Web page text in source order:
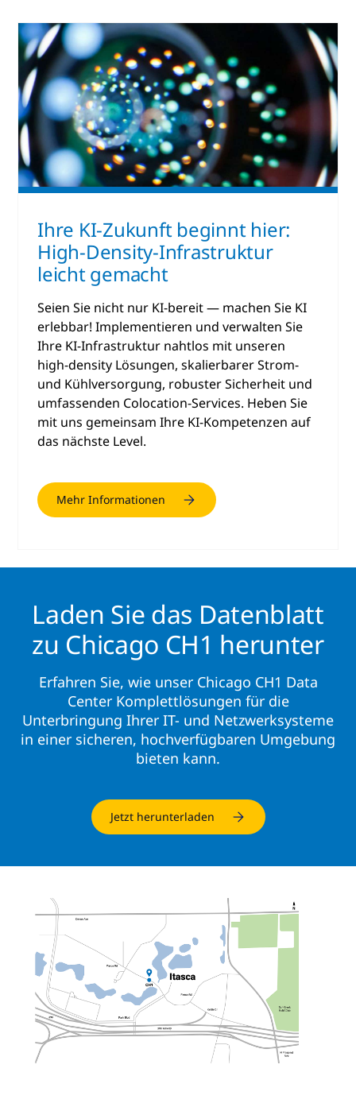
Ihre KI-Zukunft beginnt hier:
High-Density-Infrastruktur
leicht gemacht
Seien Sie nicht nur KI-bereit — machen Sie KI
erlebbar! Implementieren und verwalten Sie
Ihre KI-Infrastruktur nahtlos mit unseren
high-density Lösungen, skalierbarer Strom-
und Kühlversorgung, robuster Sicherheit und
umfassenden Colocation-Services. Heben Sie
mit uns gemeinsam Ihre KI-Kompetenzen auf
das nächste Level.
Mehr Informationen
Laden Sie das Datenblatt
zu Chicago CH1 herunter
Erfahren Sie, wie unser Chicago CH1 Data
Center Komplettlösungen für die
Unterbringung Ihrer IT- und Netzwerksysteme
in einer sicheren, hochverfügbaren Umgebung
bieten kann.
Jetzt herunterladen